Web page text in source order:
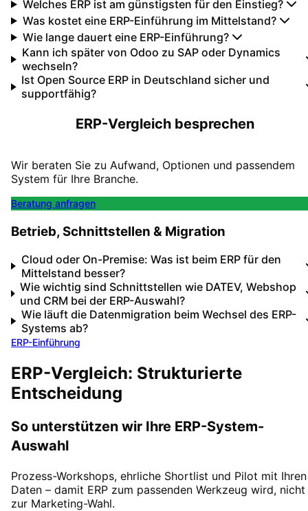
Welches ERP ist am günstigsten für den Einstieg?
Was kostet eine ERP-Einführung im Mittelstand?
Wie lange dauert eine ERP-Einführung?
Kann ich später von Odoo zu SAP oder Dynamics
wechseln?
Ist Open Source ERP in Deutschland sicher und
supportfähig?
ERP-Vergleich besprechen
Wir beraten Sie zu Aufwand, Optionen und passendem
System für Ihre Branche.
Beratung anfragen
Betrieb, Schnittstellen & Migration
Cloud oder On-Premise: Was ist beim ERP für den
Mittelstand besser?
Wie wichtig sind Schnittstellen wie DATEV, Webshop
und CRM bei der ERP-Auswahl?
Wie läuft die Datenmigration beim Wechsel des ERP-
Systems ab?
ERP-Einführung
ERP-Vergleich: Strukturierte
Entscheidung
So unterstützen wir Ihre ERP-System-
Auswahl
Prozess-Workshops, ehrliche Shortlist und Pilot mit Ihren
Daten – damit ERP zum passenden Werkzeug wird, nicht
zur Marketing-Wahl.